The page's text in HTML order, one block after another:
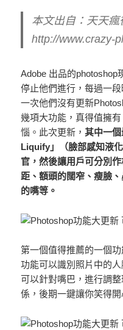
本文出自：天天瘋
http://www.crazy-
Adobe 出品的photoshop
停止他們進行，每過一
一次他們沒有更新
幾項大功能，真得值擁
惱。此次更新，其中一
Liquify」（臉部感知液
官，然後讓用戶可分別
距、額頭的闊窄、瘦臉
的嘴等。
第一個值得推薦的一個
功能可以識別照片中的人
可以針對嘴巴，進行調
係，後期一鍵讓你笑得